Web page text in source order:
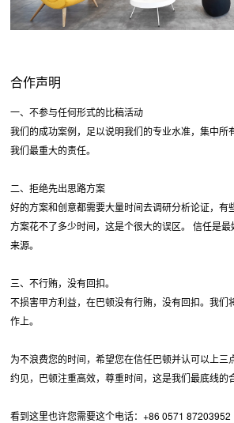
合作声明
一、不参与任何形式的比稿活动
我们的成功案例，足以说明我们的专业水准，集中所
我们最重大的责任。
二、拒绝先出思路方案
好的方案和创意都需要大量时间去调研分析论证，有
方案花不了多少时间，这是个很大的误区。 信任是
来源。
三、不行贿，没有回扣。
不损害甲方利益，在巴顿没有行贿，没有回扣。我们
作上。
为不浪费您的时间，希望您在信任巴顿并认可以上三
约见，巴顿注重高效，尊重时间，这是我们最底线的
看到这里也许您需要这个电话：+86 0571 87203952